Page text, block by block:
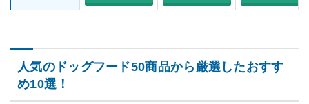
人気のドッグフード50商品から厳選したおすす
め10選！